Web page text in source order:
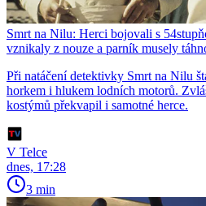
Smrt na Nilu: Herci bojovali s
vznikaly z nouze a parník musely
Při natáčení detektivky Smrt na Nilu
horkem i hlukem lodních motorů.
kostýmů překvapil i samotné herce.
V Telce
dnes, 17:28
3 min